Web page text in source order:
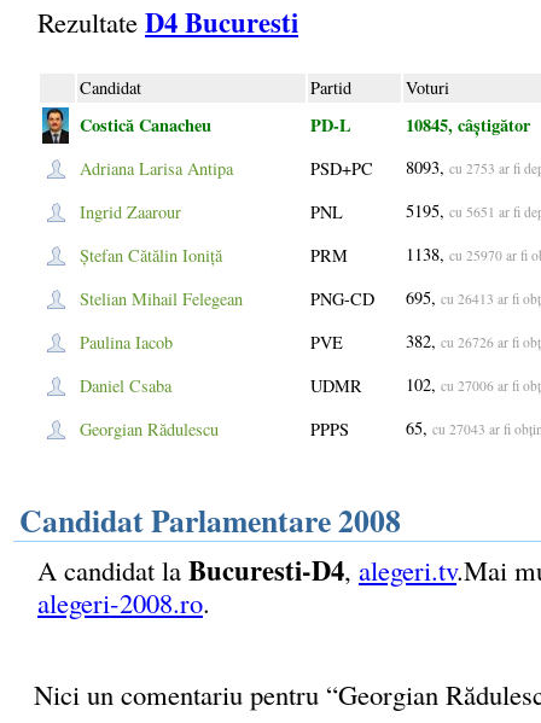
Rezultate D4 Bucuresti
Candidat Partid Voturi
Costică Canacheu PD-L 10845, câștigător
Adriana Larisa Antipa PSD+PC 8093, cu 2753 ar fi
Ingrid Zaarour PNL 5195, cu 5651 ar fi
Ștefan Cătălin Ioniță PRM 1138, cu 25970 ar fi
Stelian Mihail Felegean PNG-CD 695, cu 26413 ar fi
Paulina Iacob PVE 382, cu 26726 ar fi
Daniel Csaba UDMR 102, cu 27006 ar fi
Georgian Rădulescu PPPS 65, cu 27043 ar fi
Candidat Parlamentare 2008
A candidat la Bucuresti-D4, alegeri.tv.Mai
alegeri-2008.ro.
Nici un comentariu pentru “Georgian